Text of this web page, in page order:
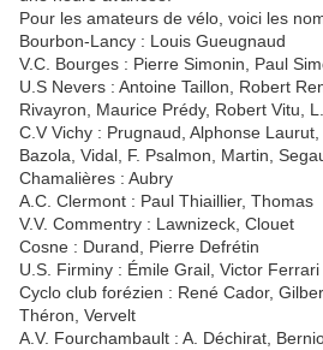
Pour les amateurs de vélo, voici les
Bourbon-Lancy : Louis Gueugnaud
V.C. Bourges : Pierre Simonin, Paul
U.S Nevers : Antoine Taillon, Robert
Rivayron, Maurice Prédy, Robert Vitu,
C.V Vichy : Prugnaud, Alphonse Laurut,
Bazola, Vidal, F. Psalmon, Martin,
Chamalières : Aubry
A.C. Clermont : Paul Thiaillier, Thomas
V.V. Commentry : Lawnizeck, Clouet
Cosne : Durand, Pierre Defrétin
U.S. Firminy : Émile Grail, Victor Ferrari
Cyclo club forézien : René Cador,
Théron, Vervelt
A.V. Fourchambault : A. Déchirat,